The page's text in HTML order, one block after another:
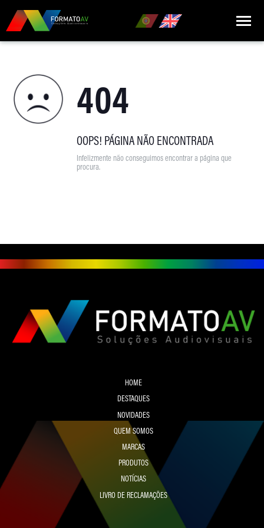
QUEM SOMOS
MARCAS 404
OOPS! PÁGINA NÃO ENCONTRADA
Infelizmente não conseguimos encontrar a página que
procura.
HOME
DESTAQUES
NOVIDADES
QUEM SOMOS
MARCAS
PRODUTOS
NOTÍCIAS
LIVRO DE RECLAMAÇÕES